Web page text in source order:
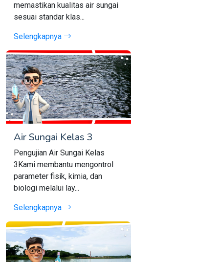
memastikan kualitas air sungai
sesuai standar klas...
Selengkapnya
Air Sungai Kelas 3
Pengujian Air Sungai Kelas
3Kami membantu mengontrol
parameter fisik, kimia, dan
biologi melalui lay...
Selengkapnya